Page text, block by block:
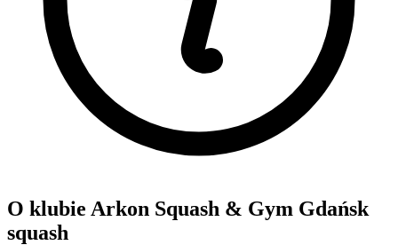
O klubie Arkon Squash & Gym Gdańsk
squash